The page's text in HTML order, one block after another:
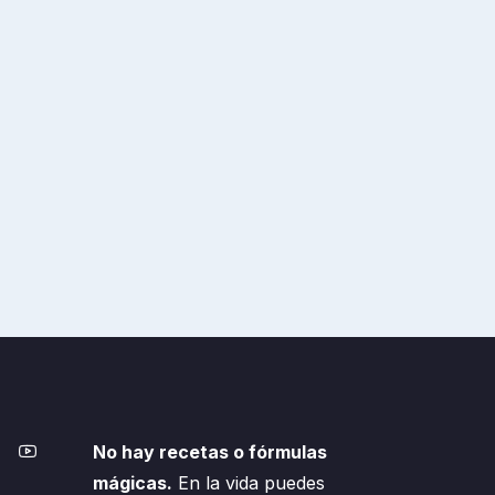
No hay recetas o fórmulas
mágicas. En la vida puedes